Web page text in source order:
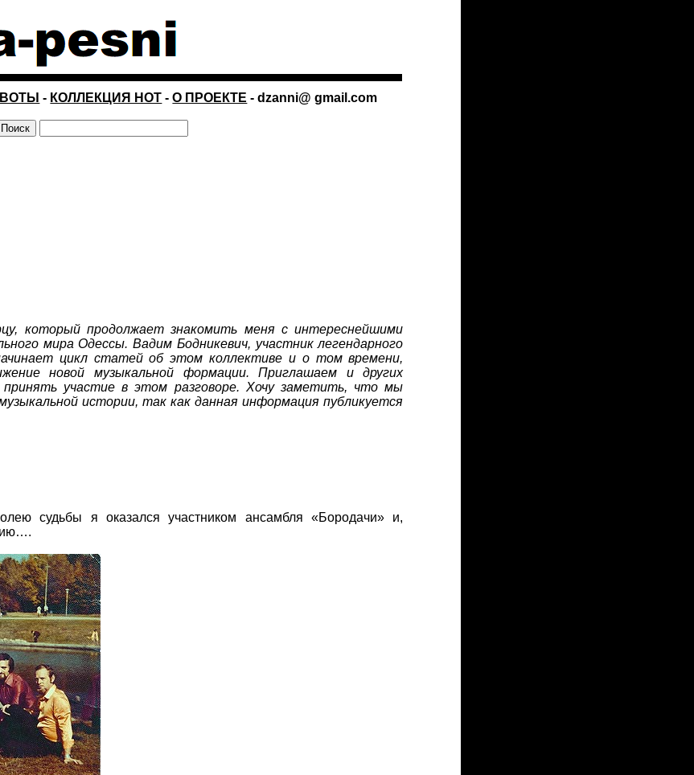
- КОЛЛЕКЦИЯ НОТ -О ПРОЕКТЕ - dzanni@ gmail.com
который продолжает знакомить меня с интереснейшими
мира Одессы. Вадим Бодникевич, участник легендарного
цикл статей об этом коллективе и о том времени,
новой музыкальной формации. Приглашаем и других
принять участие в этом разговоре. Хочу заметить, что мы
истории, так как данная информация публикуется
судьбы я оказался участником ансамбля «Бородачи» и,